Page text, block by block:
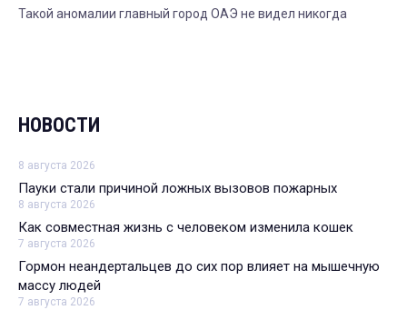
Такой аномалии главный город ОАЭ не видел никогда
НОВОСТИ
8 августа 2026
Пауки стали причиной ложных вызовов пожарных
8 августа 2026
Как совместная жизнь с человеком изменила кошек
7 августа 2026
Гормон неандертальцев до сих пор влияет на мышечную
массу людей
7 августа 2026